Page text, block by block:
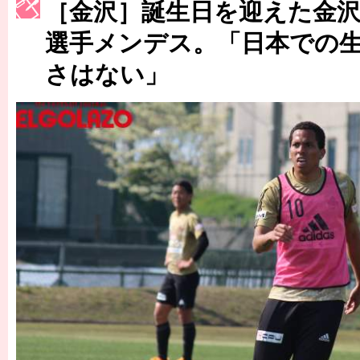
［3223号］一丸。日本出陣
［3222号］史上最大のW杯開幕 注目は「個」
［金沢］誕生日を迎えた金
選手メンデス。「日本での
さはない」